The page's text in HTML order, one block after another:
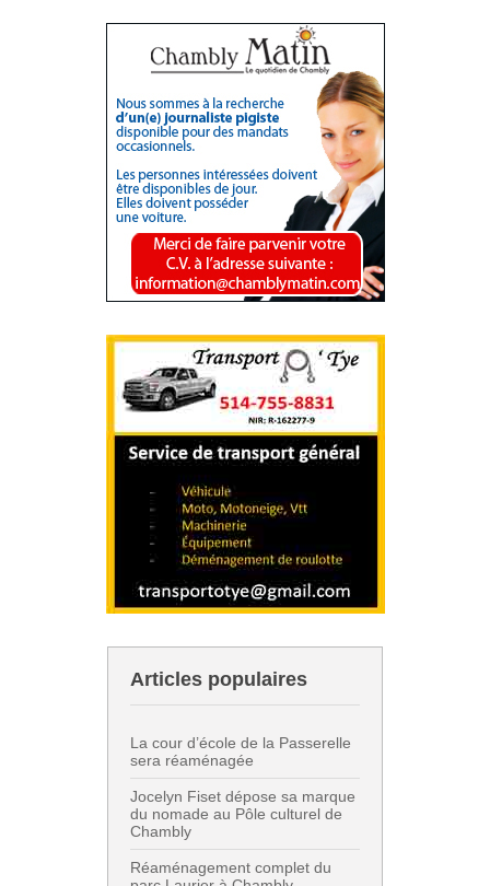
Articles populaires
La cour d’école de la Passerelle
sera réaménagée
Jocelyn Fiset dépose sa marque
du nomade au Pôle culturel de
Chambly
Réaménagement complet du